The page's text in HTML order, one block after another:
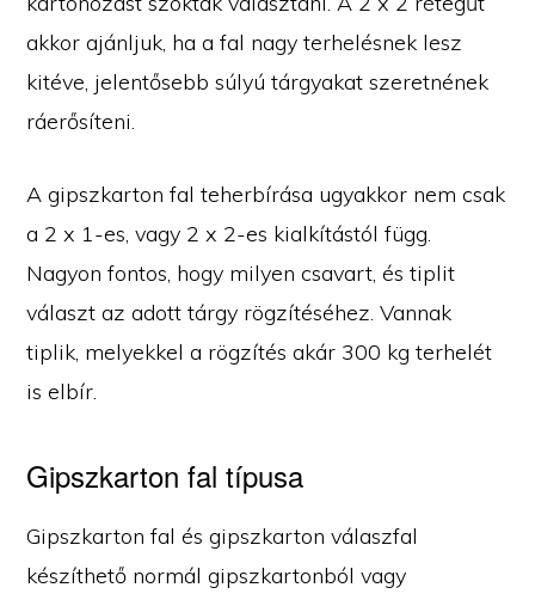
akkor ajánljuk, ha a fal nagy terhelésnek lesz
kitéve, jelentősebb súlyú tárgyakat szeretnének
ráerősíteni.
A gipszkarton fal teherbírása ugyakkor nem csak
a 2 x 1-es, vagy 2 x 2-es kialkítástól függ.
Nagyon fontos, hogy milyen csavart, és tiplit
választ az adott tárgy rögzítéséhez. Vannak
tiplik, melyekkel a rögzítés akár 300 kg terhelét
is elbír.
Gipszkarton fal típusa
Gipszkarton fal és gipszkarton válaszfal
készíthető normál gipszkartonból vagy